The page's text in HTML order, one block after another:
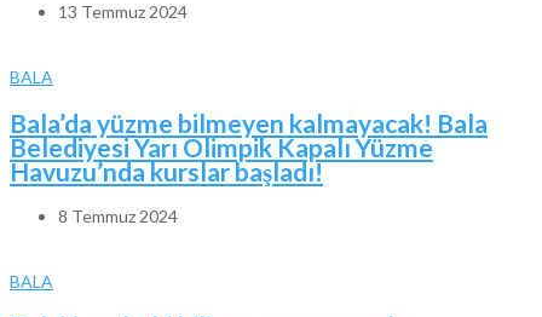
13 Temmuz 2024
BALA
Bala’da yüzme bilmeyen kalmayacak! Bala
Belediyesi Yarı Olimpik Kapalı Yüzme
Havuzu’nda kurslar başladı!
8 Temmuz 2024
BALA